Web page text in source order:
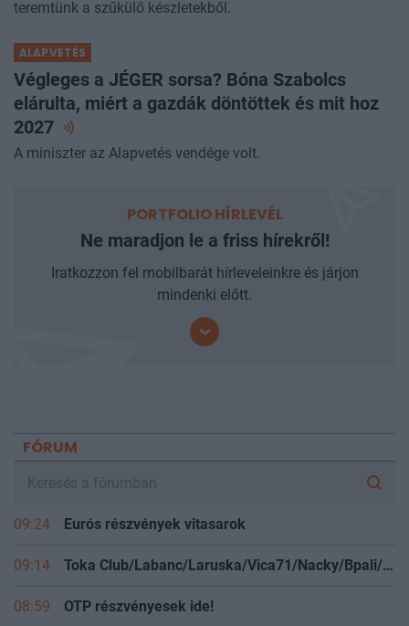
teremtünk a szűkülő készletekből.
ALAPVETÉS
Végleges a JÉGER sorsa? Bóna Szabolcs
elárulta, miért a gazdák döntöttek és mit hoz
2027
A miniszter az Alapvetés vendége volt.
PORTFOLIO HÍRLEVÉL
Ne maradjon le a friss hírekről!
Iratkozzon fel mobilbarát hírleveleinkre és járjon
mindenki előtt.
FÓRUM
09:24 Eurós részvények vitasarok
09:14 Toka Club/Labanc/Laruska/Vica71/Nacky/Bpali/Oldrider/Josefernando/Mcbull/Kawaszabi
08:59 OTP részvényesek ide!